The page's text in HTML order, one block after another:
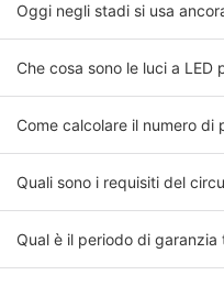
Oggi negli stadi si usa
Che cosa sono le luci a LED
Come calcolare il numero di
Quali sono i requisiti del
Qual è il periodo di